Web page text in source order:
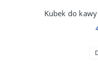
Kubek do